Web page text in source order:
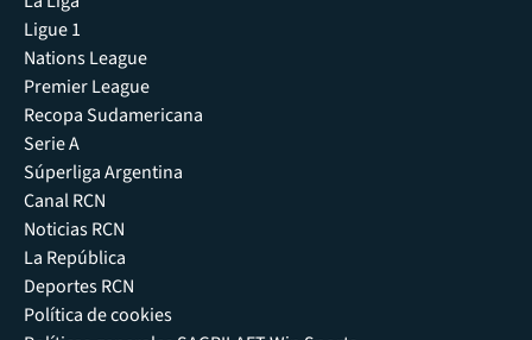
Ligue 1
Nations League
Premier League
Recopa Sudamericana
Serie A
Súperliga Argentina
Canal RCN
Noticias RCN
La República
Deportes RCN
Política de cookies